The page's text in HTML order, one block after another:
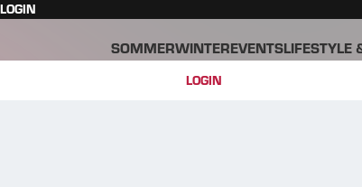
LOGIN
SOMMERWINTEREVENTSLIFESTYLE
LOGIN